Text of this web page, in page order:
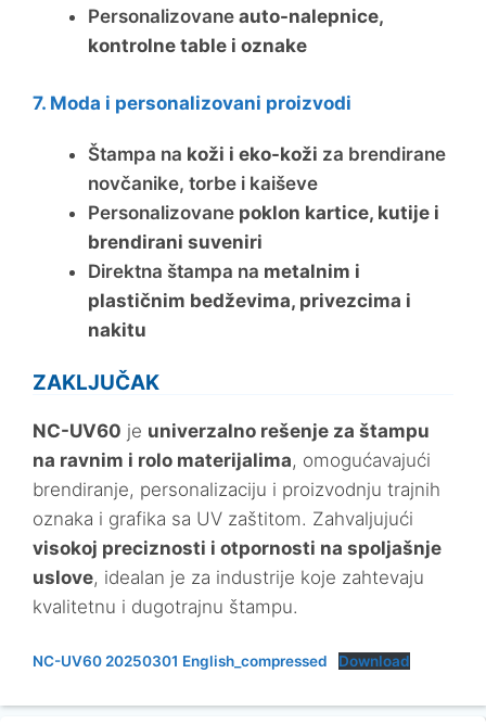
Personalizovane auto-nalepnice,
kontrolne table i oznake
7. Moda i personalizovani proizvodi
Štampa na koži i eko-koži za brendirane
novčanike, torbe i kaiševe
Personalizovane poklon kartice, kutije i
brendirani suveniri
Direktna štampa na metalnim i
plastičnim bedževima, privezcima i
nakitu
ZAKLJUČAK
NC-UV60 je univerzalno rešenje za štampu
na ravnim i rolo materijalima, omogućavajući
brendiranje, personalizaciju i proizvodnju trajnih
oznaka i grafika sa UV zaštitom. Zahvaljujući
visokoj preciznosti i otpornosti na spoljašnje
uslove, idealan je za industrije koje zahtevaju
kvalitetnu i dugotrajnu štampu.
NC-UV60 20250301 English_compressed Download